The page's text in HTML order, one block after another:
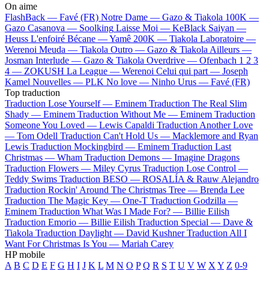
On aime
FlashBack — Favé (FR) Notre Dame — Gazo & Tiakola 100K —
Gazo Casanova — Soolking Laisse Moi — KeBlack Saiyan —
Heuss L'enfoiré Bécane —Yamê 200K — Tiakola Laboratoire —
Werenoi Meuda — Tiakola Outro — Gazo & Tiakola Ailleurs —
Josman Interlude — Gazo & Tiakola Overdrive — Ofenbach 1 2 3
4 — ZOKUSH La League — Werenoi Celui qui part — Joseph
Kamel Nouvelles — PLK No love — Ninho Urus — Favé (FR)
Top traduction
Traduction Lose Yourself — Eminem Traduction The Real Slim
Shady — Eminem Traduction Without Me — Eminem Traduction
Someone You Loved — Lewis Capaldi Traduction Another Love
— Tom Odell Traduction Can't Hold Us — Macklemore and Ryan
Lewis Traduction Mockingbird — Eminem Traduction Last
Christmas — Wham Traduction Demons — Imagine Dragons
Traduction Flowers — Miley Cyrus Traduction Lose Control —
Teddy Swims Traduction BESO — ROSALÍA & Rauw Alejandro
Traduction Rockin' Around The Christmas Tree — Brenda Lee
Traduction The Magic Key — One-T Traduction Godzilla —
Eminem Traduction What Was I Made For? — Billie Eilish
Traduction Emorio — Billie Eilish Traduction Special — Dave &
Tiakola Traduction Daylight — David Kushner Traduction All I
Want For Christmas Is You — Mariah Carey
HP mobile
A B C D E F G H I J K L M N O P Q R S T U V W X Y Z 0-9